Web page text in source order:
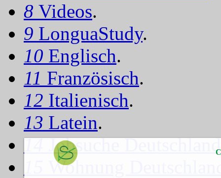
8 Videos.
9 LonguaStudy.
10 Englisch.
11 Französisch.
12 Italienisch.
13 Latein.
14Jobsuche Deutschland
Wohnung